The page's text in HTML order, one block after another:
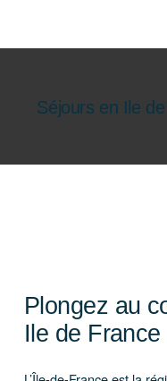
contenu
Séjours en Ile
Plongez au
Ile de France